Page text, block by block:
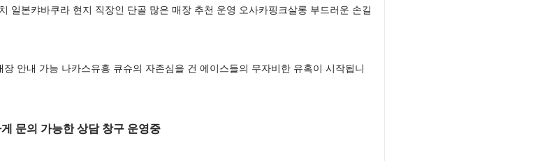
일본캬바쿠라 현지 직장인 단골 많은 매장 추천 운영 오사카핑크살롱 부드러운 손길
안내 가능 나카스유흥 큐슈의 자존심을 건 에이스들의 무자비한 유혹이 시작됩니
문의 가능한 상담 창구 운영중